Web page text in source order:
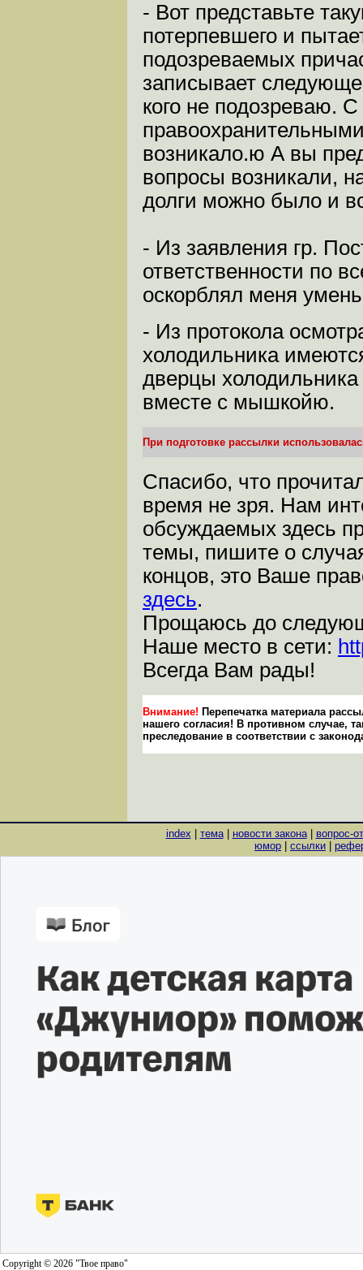
- Вот представьте
потерпевшего и
подозреваемых
записывает
кого не подозреваю.
возникало.ю А вы
вопросы возникали,
долги можно было и
- Из заявления гр.
ответственности по
оскорблял меня
- Из протокола
холодильника
дверцы
вместе с мышкойю.
При подготовке рассылки
Спасибо, что
время не зря. Нам
обсуждаемых здесь
темы, пишите о
концов, это Ваше
здесь.
Прощаюсь до
Наше место в сети:
Всегда Вам рады!
Внимание! Перепечатка материала
нашего согласия! В противном случае,
преследование в соответствии с
index тема| новости закона| вопрос-
юмор
ссылки
Copyright © 2026 "Твое право"